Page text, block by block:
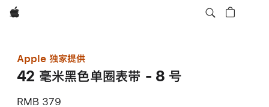
Apple
Apple 独家提供
42 毫米黑色单圈表带 - 8 号
RMB 379